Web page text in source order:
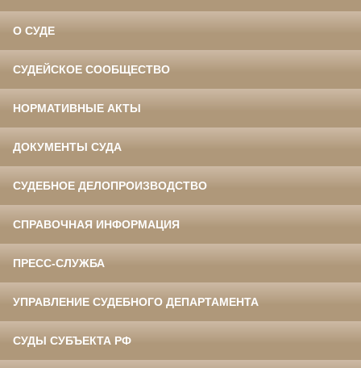
О СУДЕ
СУДЕЙСКОЕ СООБЩЕСТВО
НОРМАТИВНЫЕ АКТЫ
ДОКУМЕНТЫ СУДА
СУДЕБНОЕ ДЕЛОПРОИЗВОДСТВО
СПРАВОЧНАЯ ИНФОРМАЦИЯ
ПРЕСС-СЛУЖБА
УПРАВЛЕНИЕ СУДЕБНОГО ДЕПАРТАМЕНТА
СУДЫ СУБЪЕКТА РФ